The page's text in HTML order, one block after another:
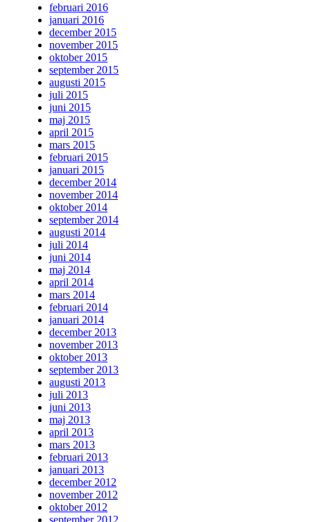
februari 2016
januari 2016
december 2015
november 2015
oktober 2015
september 2015
augusti 2015
juli 2015
juni 2015
maj 2015
april 2015
mars 2015
februari 2015
januari 2015
december 2014
november 2014
oktober 2014
september 2014
augusti 2014
juli 2014
juni 2014
maj 2014
april 2014
mars 2014
februari 2014
januari 2014
december 2013
november 2013
oktober 2013
september 2013
augusti 2013
juli 2013
juni 2013
maj 2013
april 2013
mars 2013
februari 2013
januari 2013
december 2012
november 2012
oktober 2012
september 2012